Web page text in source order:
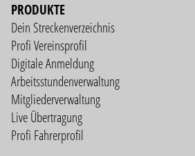
PRODUKTE
Dein Streckenverzeichnis
Profi Vereinsprofil
Digitale Anmeldung
Arbeitsstundenverwaltung
Mitgliederverwaltung
Live Übertragung
Profi Fahrerprofil